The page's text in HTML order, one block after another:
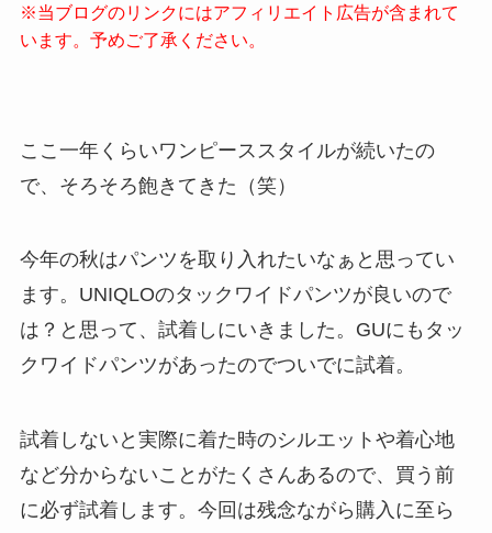
※当ブログのリンクにはアフィリエイト広告が含まれて
います。予めご了承ください。
ここ一年くらいワンピーススタイルが続いたの
で、そろそろ飽きてきた（笑）
今年の秋はパンツを取り入れたいなぁと思ってい
ます。UNIQLOのタックワイドパンツが良いので
は？と思って、試着しにいきました。GUにもタッ
クワイドパンツがあったのでついでに試着。
試着しないと実際に着た時のシルエットや着心地
など分からないことがたくさんあるので、買う前
に必ず試着します。今回は残念ながら購入に至ら